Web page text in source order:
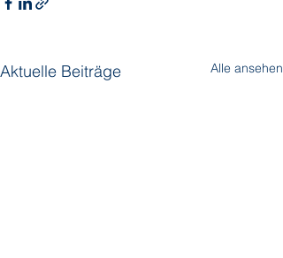
Aktuelle Beiträge Alle ansehen